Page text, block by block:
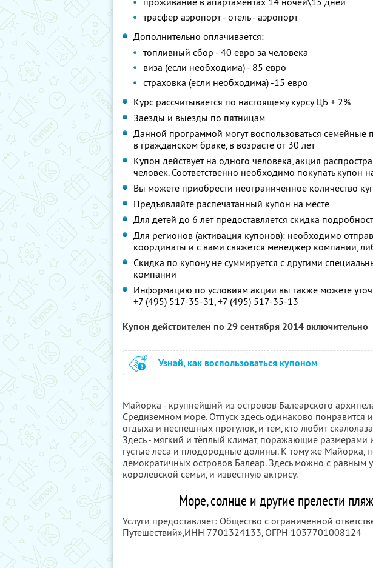
трасфер аэропорт - отель - аэропорт
Дополнительно оплачивается:
топливный сбор - 40 евро за человека
виза (если необходима) - 85 евро
страховка (если необходима) -15 евро
Курс рассчитывается по настоящему курсу ЦБ + 2%
Заезды и выезды по пятницам
Данной программой могут воспользоваться
в гражданском браке, в возрасте от 30 лет
Купон действует на одного человека, акция
человек. Соответственно необходимо покупать купон
Вы можете приобрести неограниченное количество
Предъявляйте распечатанный купон на месте
Для детей до 6 лет предоставляется скидка
Для регионов (активация купонов): необходимо
координаты и с вами свяжется менеджер компании,
Скидка по купону не суммируется с другими
компании
Информацию по условиям акции вы также можете
+7 (495) 517-35-31, +7 (495) 517-35-13
Купон действителен по 29 сентября 2014 включительно
Узнай, как воспользоваться купоном
Майорка - крупнейший из островов Балеарского
Средиземном море. Отпуск здесь одинаково понравится
отдыха и неспешных прогулок, и тем, кто любит
Здесь - мягкий и тёплый климат, поражающие размерами
густые леса и плодородные долины. К тому же Майорка,
демократичных островов Балеар. Здесь можно с равным
королевской семьи, и известную актрису.
Море, солнце и другие прелести
Услуги предоставляет: Общество с ограниченной
Путешествий»,ИНН 7701324133, ОГРН 1037701008124